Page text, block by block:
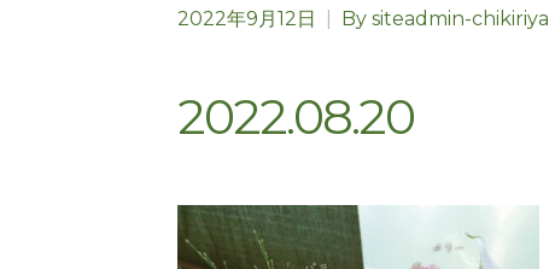
2022年9月12日 By siteadmin-chikiriya
2022.08.20